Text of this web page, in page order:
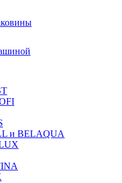
и BELAQUA